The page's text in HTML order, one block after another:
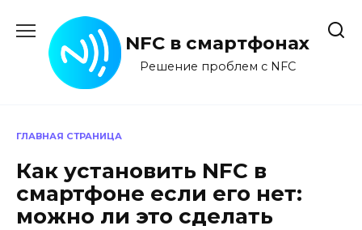
содержанию
NFC в смартфонах
Решение проблем с NFC
ГЛАВНАЯ СТРАНИЦА
Как установить NFC в
смартфоне если его нет:
можно ли это сделать